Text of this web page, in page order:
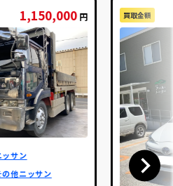
1,150,000 円
ッサン
の他ニッサン
買取金額